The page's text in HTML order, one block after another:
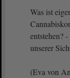
Was ist
entstehen?
unserer
(Eva von